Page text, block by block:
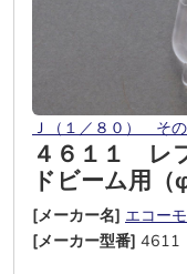
Ｊ（１／８０） そ
４６１１ レ
ドビーム用
[メーカー名] エコー
[メーカー型番] 4611